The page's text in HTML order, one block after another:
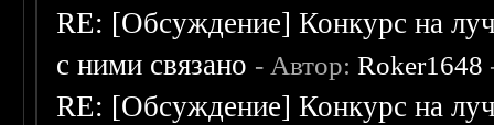
RE: [Обсуждение] Конкурс на
с ними связано - Автор:Roker1648
RE: [Обсуждение] Конкурс на